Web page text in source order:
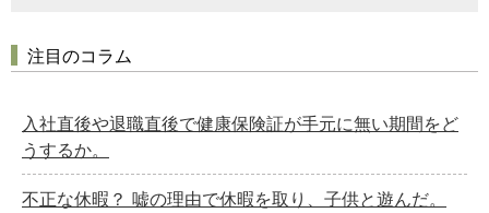
注目のコラム
入社直後や退職直後で健康保険証が手元に無い期間をど
うするか。
不正な休暇？ 嘘の理由で休暇を取り、子供と遊んだ。